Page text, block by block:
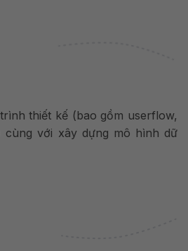
thiết kế (bao gồm userflow,
cùng với xây dựng mô hình dữ